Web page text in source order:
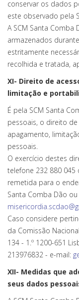
conservar os dados
este observado pela
A SCM Santa
armazenados
estritamente
recolhida e tratada,
XI- Direito de
limitação e
É pela SCM Santa
pessoais, o direito
apagamento,
pessoais.
O exercício destes
telefone 232 880
remetida para o
Santa Comba Dão
Caso considere
da Comissão
134 - 1.º 1200-651
213976832 - e-mail:
XII- Medidas que
seus dados